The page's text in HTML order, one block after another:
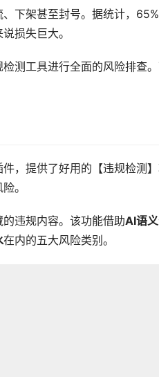
下架甚至封号。据统计，
损失巨大。
测工具进行全面的风险排查
，提供了好用的【违规检测
。
违规内容。该功能借助AI语
在内的五大风险类别。